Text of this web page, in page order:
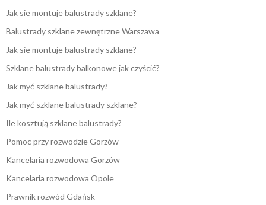
Jak sie montuje balustrady szklane?
Balustrady szklane zewnętrzne Warszawa
Jak sie montuje balustrady szklane?
Szklane balustrady balkonowe jak czyścić?
Jak myć szklane balustrady?
Jak myć szklane balustrady szklane?
Ile kosztują szklane balustrady?
Pomoc przy rozwodzie Gorzów
Kancelaria rozwodowa Gorzów
Kancelaria rozwodowa Opole
Prawnik rozwód Gdańsk